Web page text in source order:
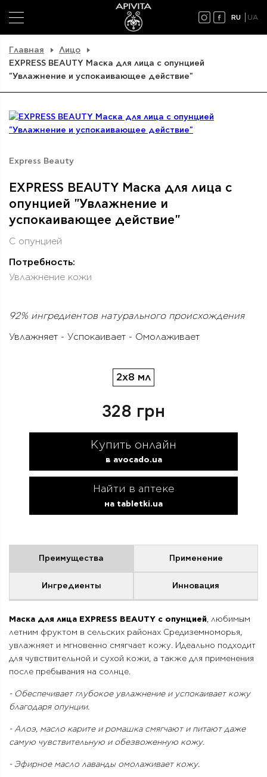
RU UA
Главная
Лицо
EXPRESS BEAUTY Маска для лица с опунцией
"Увлажнение и успокаивающее действие"
Express Beauty
EXPRESS BEAUTY Маска для лица с
опунцией "Увлажнение и
успокаивающее действие"
С опунцией
Потребность:
Увлажнение кожи
92% ингредиентов натурального происхождения
Увлажняет - Успокаивает - Омолаживает
2x8 мл
328 грн
Купить онлайн
в avocado.ua
Найти в аптеке
на tabletki.ua
Преимущества Применение
Ингредиенты Инновация
Маска для лица EXPRESS BEAUTY с опунцией, любимым
летним фруктом в сельских районах Средиземноморья,
увлажняет и мгновенно смягчает кожу. Идеально подходит
для чувствительной и сухой кожи, а также для применения
после пребывания на солнце.
- Обеспечивает глубокое увлажнение и успокаивает кожу
благодаря опунции.
- Алоэ, масло карите и ромашка смягчают и питают даже
самую чувствительную и обезвоженную кожу.
- Эфирное масло лаванды омолаживает кожу.